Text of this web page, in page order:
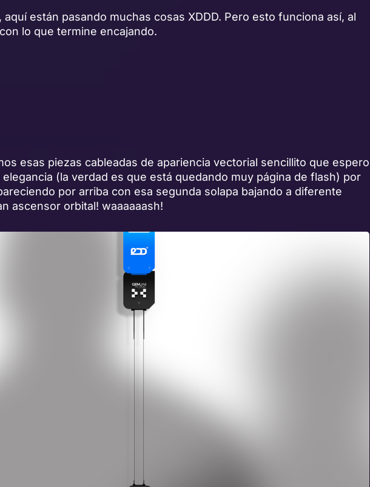
aquí están pasando muchas cosas XDDD. Pero esto funciona así, al
lo que termine encajando.
esas piezas cableadas de apariencia vectorial sencillito que espero
(la verdad es que está quedando muy página de flash) por
por arriba con esa segunda solapa bajando a diferente
ascensor orbital! waaaaaash!